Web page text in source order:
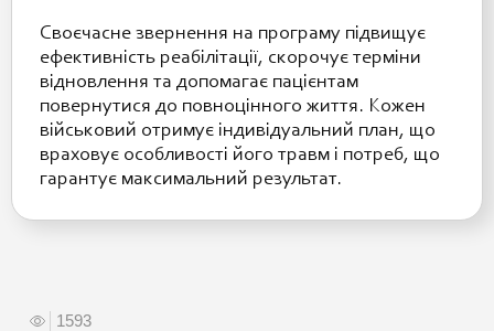
Своєчасне звернення на програму підвищує
ефективність реабілітації, скорочує терміни
відновлення та допомагає пацієнтам
повернутися до повноцінного життя. Кожен
військовий отримує індивідуальний план, що
враховує особливості його травм і потреб, що
гарантує максимальний результат.
1593